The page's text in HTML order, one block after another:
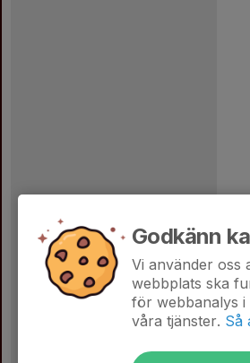
Godkänn
Vi använder oss
webbplats ska
för webbanalys
våra tjänster. Så